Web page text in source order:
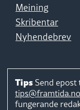
Meining
Skribentar
Nyhendebrev
Tips Send epost
tips@framtida.no
fungerande